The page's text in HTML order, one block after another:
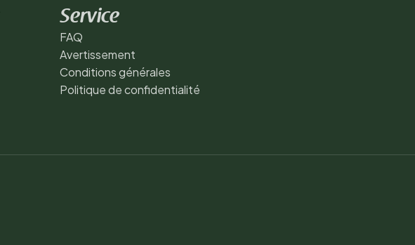
Service
FAQ
Avertissement
Conditions générales
Politique de confidentialité